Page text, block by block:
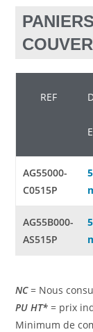
REF
AG55000-
C0515P
AG55B000-
AS515P
NC= Nous
PU HT* = prix
Minimum de